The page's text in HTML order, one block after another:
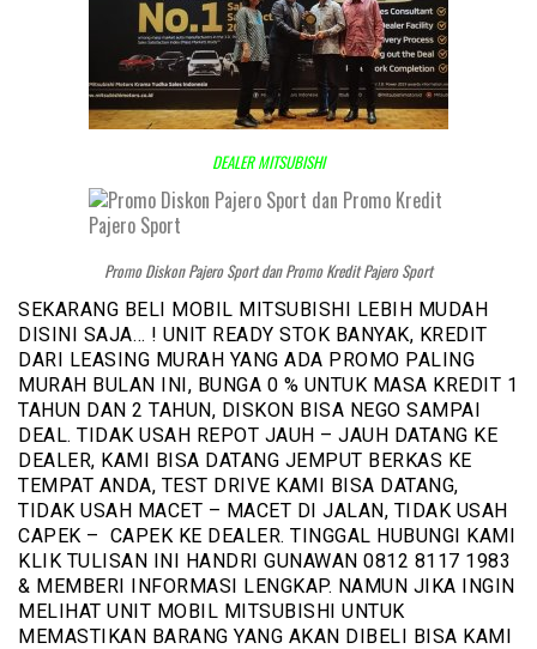
DEALER MITSUBISHI
Promo Diskon Pajero Sport dan Promo Kredit Pajero Sport
SEKARANG BELI MOBIL MITSUBISHI LEBIH MUDAH
DISINI SAJA… ! UNIT READY STOK BANYAK, KREDIT
DARI LEASING MURAH YANG ADA PROMO PALING
MURAH BULAN INI, BUNGA 0 % UNTUK MASA KREDIT 1
TAHUN DAN 2 TAHUN, DISKON BISA NEGO SAMPAI
DEAL. TIDAK USAH REPOT JAUH – JAUH DATANG KE
DEALER, KAMI BISA DATANG JEMPUT BERKAS KE
TEMPAT ANDA, TEST DRIVE KAMI BISA DATANG,
TIDAK USAH MACET – MACET DI JALAN, TIDAK USAH
CAPEK – CAPEK KE DEALER. TINGGAL HUBUNGI KAMI
KLIK TULISAN INI HANDRI GUNAWAN 0812 8117 1983
& MEMBERI INFORMASI LENGKAP. NAMUN JIKA INGIN
MELIHAT UNIT MOBIL MITSUBISHI UNTUK
MEMASTIKAN BARANG YANG AKAN DIBELI BISA KAMI